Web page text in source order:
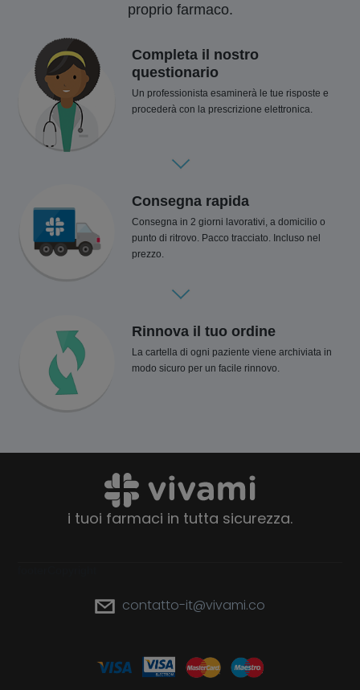
proprio farmaco.
Completa il nostro
questionario
Un professionista esaminerà le tue risposte e
procederà con la prescrizione elettronica.
Consegna rapida
Consegna in 2 giorni lavorativi, a domicilio o
punto di ritrovo. Pacco tracciato. Incluso nel
prezzo.
Rinnova il tuo ordine
La cartella di ogni paziente viene archiviata in
modo sicuro per un facile rinnovo.
i tuoi farmaci in tutta sicurezza.
contatto-it@vivami.co